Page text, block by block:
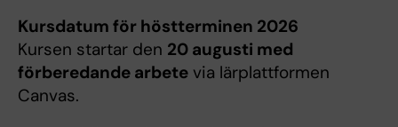
Kursdatum för höstterminen 2026
Kursen startar den 20 augusti med
förberedande arbete via lärplattformen
Canvas.